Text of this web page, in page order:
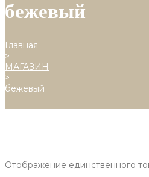
бежевый
Главная
>
МАГАЗИН
>
бежевый
Отображение единственного